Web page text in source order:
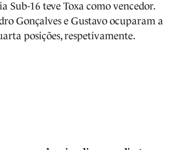
Sub-16 teve Toxa como vencedor.
Gonçalves e Gustavo ocuparam a
posições, respetivamente.